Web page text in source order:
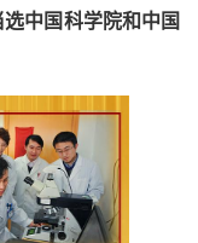
中国科学院和中国